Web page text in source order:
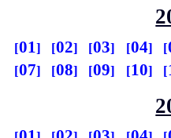
01 02 03 04
07
08 09 10